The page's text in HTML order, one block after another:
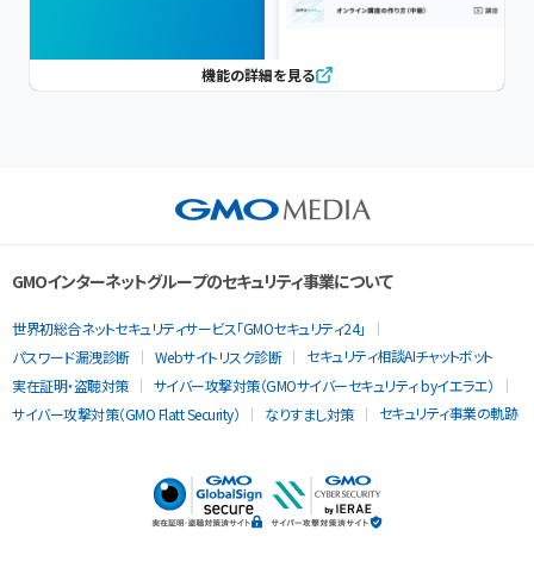
機能の詳細を見る
GMOインターネットグループのセキュリティ事業について
世界初総合ネットセキュリティサービス「GMOセキュリティ24」
パスワード漏洩診断
Webサイトリスク診断
セキュリティ相談AIチャットボット
実在証明・盗聴対策
サイバー攻撃対策（GMOサイバーセキュリティ byイエラエ）
サイバー攻撃対策（GMO Flatt Security）
なりすまし対策 セキュリティ事業の軌跡